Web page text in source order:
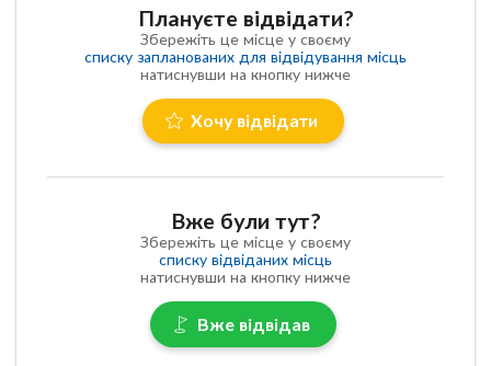
Плануєте відвідати?
Збережіть це місце у своєму
списку запланованих для відвідування місць
натиснувши на кнопку нижче
Хочу відвідати
Вже були тут?
Збережіть це місце у своєму
списку відвіданих місць
натиснувши на кнопку нижче
Вже відвідав